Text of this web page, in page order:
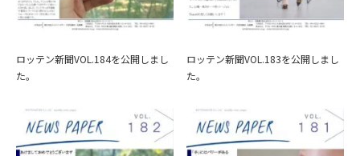
ロッテン新聞VOL.184を公開しまし
た。
ロッテン新聞VOL.183を公開しまし
た。